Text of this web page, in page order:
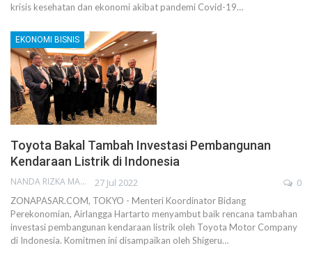
krisis kesehatan dan ekonomi akibat pandemi Covid-19…
EKONOMI BISNIS
Toyota Bakal Tambah Investasi Pembangunan
Kendaraan Listrik di Indonesia
NANDA RIZKA MAHENDRA 27 Jul 2022 0
ZONAPASAR.COM, TOKYO - Menteri Koordinator Bidang
Perekonomian, Airlangga Hartarto menyambut baik rencana tambahan
investasi pembangunan kendaraan listrik oleh Toyota Motor Company
di Indonesia. Komitmen ini disampaikan oleh Shigeru…